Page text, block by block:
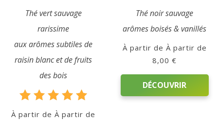
Mon
Panier
Thé vert sauvage
rarissime
aux arômes subtiles de
raisin blanc et de fruits
des bois
Note
À partir de
Thé noir sauvage
arômes boisés & vanillés
À partir de
8,00€
DÉCOUVRIR